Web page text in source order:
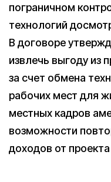
пограничном
технологий
В договоре
извлечь выгоду из
за счет обмена
рабочих мест для
местных кадров
возможности
доходов от